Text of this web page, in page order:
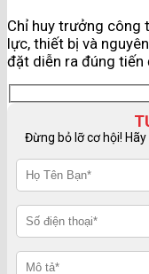
Chỉ huy trưởng công
lực, thiết bị và
đặt diễn ra đúng tiến
Đừng bỏ lỡ cơ hội!